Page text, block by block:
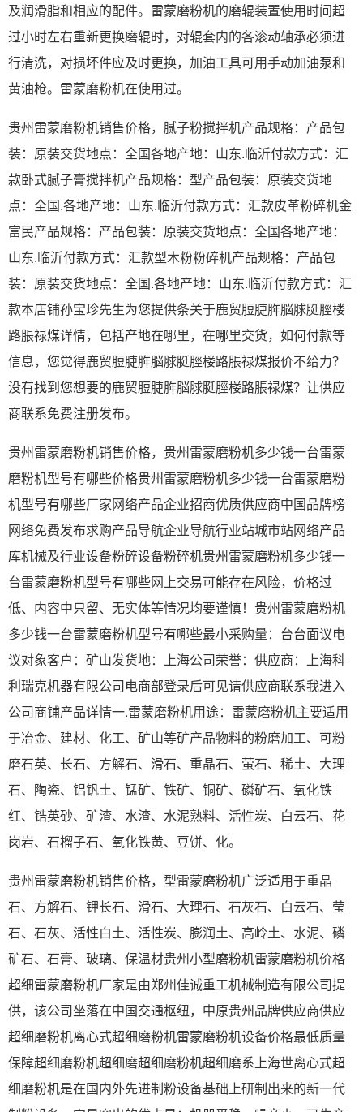
及润滑脂和相应的配件。雷蒙磨粉机的磨辊装置使用时间超
过小时左右重新更换磨辊时，对辊套内的各滚动轴承必须进
行清洗，对损坏件应及时更换，加油工具可用手动加油泵和
黄油枪。雷蒙磨粉机在使用过。
贵州雷蒙磨粉机销售价格，腻子粉搅拌机产品规格：产品包
装：原装交货地点：全国各地产地：山东.临沂付款方式：汇
款卧式腻子膏搅拌机产品规格：型产品包装：原装交货地
点：全国.各地产地：山东.临沂付款方式：汇款皮革粉碎机金
富民产品规格：产品包装：原装交货地点：全国各地产地：
山东.临沂付款方式：汇款型木粉粉碎机产品规格：产品包
装：原装交货地点：全国.各地产地：山东.临沂付款方式：汇
款本店铺孙宝珍先生为您提供条关于鹿贸脰脻脌脳脙脡脛楼
路脹禄煤详情，包括产地在哪里，在哪里交货，如何付款等
信息，您觉得鹿贸脰脻脌脳脙脡脛楼路脹禄煤报价不给力？
没有找到您想要的鹿贸脰脻脌脳脙脡脛楼路脹禄煤？让供应
商联系免费注册发布。
贵州雷蒙磨粉机销售价格，贵州雷蒙磨粉机多少钱一台雷蒙
磨粉机型号有哪些价格贵州雷蒙磨粉机多少钱一台雷蒙磨粉
机型号有哪些厂家网络产品企业招商优质供应商中国品牌榜
网络免费发布求购产品导航企业导航行业站城市站网络产品
库机械及行业设备粉碎设备粉碎机贵州雷蒙磨粉机多少钱一
台雷蒙磨粉机型号有哪些网上交易可能存在风险，价格过
低、内容中只留、无实体等情况均要谨慎！贵州雷蒙磨粉机
多少钱一台雷蒙磨粉机型号有哪些最小采购量：台台面议电
议对象客户：矿山发货地：上海公司荣誉：供应商：上海科
利瑞克机器有限公司电商部登录后可见请供应商联系我进入
公司商铺产品详情一.雷蒙磨粉机用途：雷蒙磨粉机主要适用
于冶金、建材、化工、矿山等矿产品物料的粉磨加工、可粉
磨石英、长石、方解石、滑石、重晶石、萤石、稀土、大理
石、陶瓷、铝钒土、锰矿、铁矿、铜矿、磷矿石、氧化铁
红、锆英砂、矿渣、水渣、水泥熟料、活性炭、白云石、花
岗岩、石榴子石、氧化铁黄、豆饼、化。
贵州雷蒙磨粉机销售价格，型雷蒙磨粉机广泛适用于重晶
石、方解石、钾长石、滑石、大理石、石灰石、白云石、莹
石、石灰、活性白土、活性炭、膨润土、高岭土、水泥、磷
矿石、石膏、玻璃、保温材贵州小型磨粉机雷蒙磨粉机价格
超细雷蒙磨粉机厂家是由郑州佳诚重工机械制造有限公司提
供，该公司坐落在中国交通枢纽，中原贵州品牌供应商供应
超细磨粉机离心式超细磨粉机雷蒙磨粉机设备价格最低质量
保障超细磨粉机超细磨超细磨粉机超细磨系上海世离心式超
细磨粉机是在国内外先进制粉设备基础上研制出来的新一代